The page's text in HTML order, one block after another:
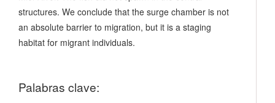
structures. We conclude that the surge chamber is not
an absolute barrier to migration, but it is a staging
habitat for migrant individuals.
Palabras clave: